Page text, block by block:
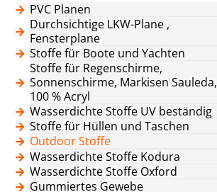
PVC Planen
Durchsichtige LKW-Plane ,
Fensterplane
Stoffe für Boote und Yachten
Stoffe für Regenschirme,
Sonnenschirme, Markisen Sauleda,
100 % Acryl
Wasserdichte Stoffe UV beständig
Stoffe für Hüllen und Taschen
Outdoor Stoffe
Wasserdichte Stoffe Kodura
Wasserdichte Stoffe Oxford
Gummiertes Gewebe